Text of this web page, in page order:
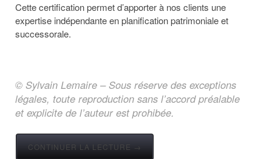
Cette certification permet d’apporter à nos clients une
expertise indépendante en planification patrimoniale et
successorale.
© Sylvain Lemaire – Sous réserve des exceptions
légales, toute reproduction sans l’accord préalable
et explicite de l’auteur est prohibée.
CONTINUER LA LECTURE →